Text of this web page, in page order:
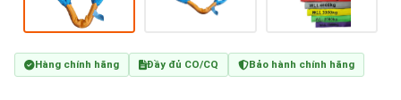
Hàng chính hãng Đầy đủ CO/CQ Bảo hành chính hãng